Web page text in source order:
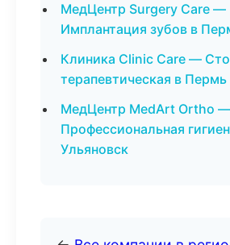
МедЦентр Surgery Care —
Имплантация зубов в
Клиника Clinic Care —
терапевтическая в Пермь
МедЦентр MedArt Ortho —
Профессиональная
Ульяновск